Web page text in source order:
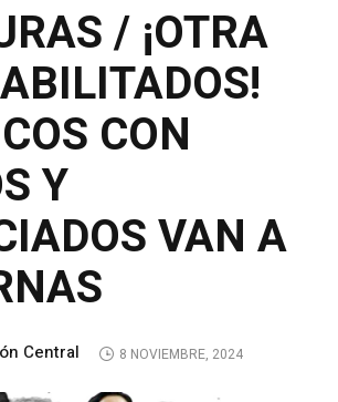
/ ¡OTRA
CON
Y
VAN A
Central 8 NOVIEMBRE, 2024